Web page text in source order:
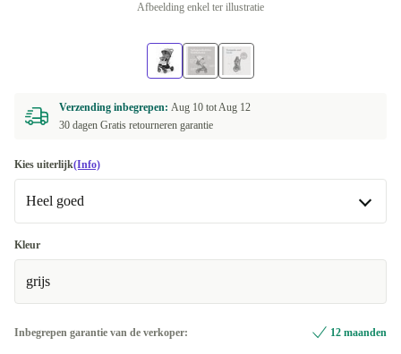
Afbeelding enkel ter illustratie
Verzending inbegrepen: Aug 10 totAug 12
30 dagen Gratis retourneren garantie
Kies uiterlijk(Info)
Heel goed
Heel goed
Uitstekend
Kleur
grijs
Inbegrepen garantie van de verkoper: 12 maanden